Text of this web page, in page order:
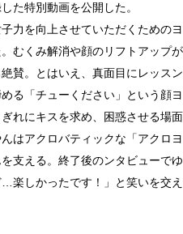
た特別動画を公開した。
力を向上させていただくための
むくみ解消や顔のリフトアップ
賛。とはいえ、真面目にレッス
る「チューください」という顔
れにキスを求め、困惑させる場面
はアクロバティックな「アクロ
支える。終了後のンタビューで
楽しかったです！」と笑いを交え